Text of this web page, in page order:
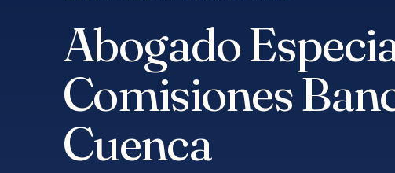
Abogado
Comisiones
Cuenca